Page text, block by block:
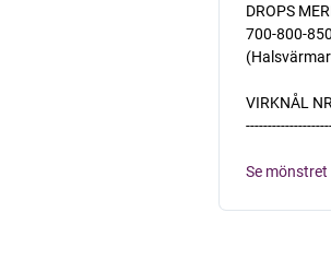
DROPS
700-800-
VIRKNÅL
Se